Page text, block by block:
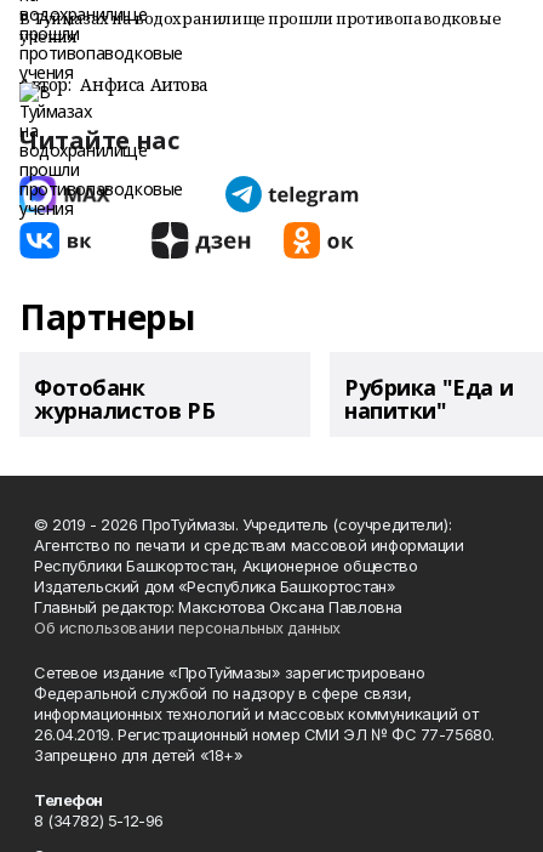
В Туймазах на водохранилище прошли противопаводковые
учения
Автор: Анфиса Аитова
Читайте нас
Партнеры
Фотобанк
журналистов РБ
Рубрика "Еда и
напитки"
© 2019 - 2026 ПроТуймазы. Учредитель (соучредители):
Агентство по печати и средствам массовой информации
Республики Башкортостан, Акционерное общество
Издательский дом «Республика Башкортостан»
Главный редактор: Максютова Оксана Павловна
Об использовании персональных данных
Сетевое издание «ПроТуймазы» зарегистрировано
Федеральной службой по надзору в сфере связи,
информационных технологий и массовых коммуникаций от
26.04.2019. Регистрационный номер СМИ ЭЛ № ФС 77-75680.
Запрещено для детей «18+»
Телефон
8 (34782) 5-12-96